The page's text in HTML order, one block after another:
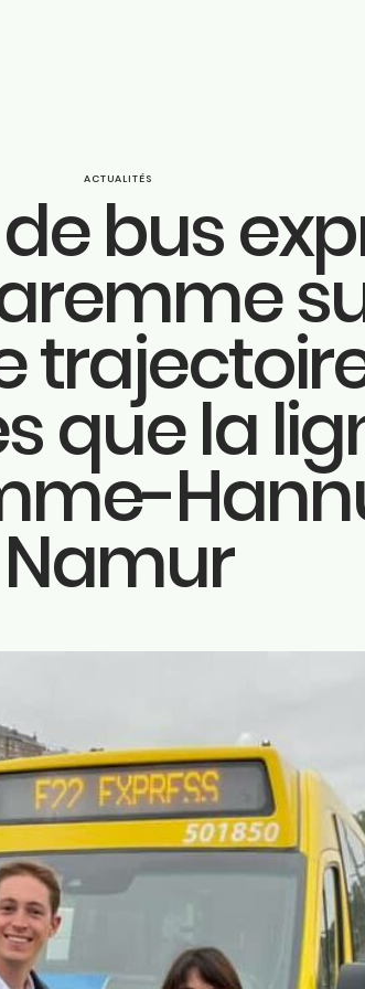
Huy
ACTUALITÉS
bus
que la
Namur